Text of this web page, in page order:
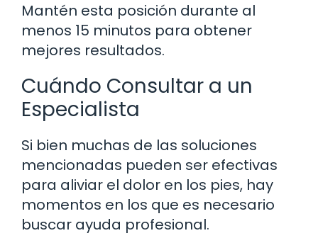
Mantén esta posición durante al
menos 15 minutos para obtener
mejores resultados.
Cuándo Consultar a un
Especialista
Si bien muchas de las soluciones
mencionadas pueden ser efectivas
para aliviar el dolor en los pies, hay
momentos en los que es necesario
buscar ayuda profesional.